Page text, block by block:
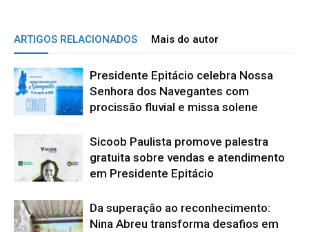
ARTIGOS RELACIONADOS Mais do autor
Presidente Epitácio celebra Nossa
Senhora dos Navegantes com
procissão fluvial e missa solene
Sicoob Paulista promove palestra
gratuita sobre vendas e atendimento
em Presidente Epitácio
Da superação ao reconhecimento:
Nina Abreu transforma desafios em